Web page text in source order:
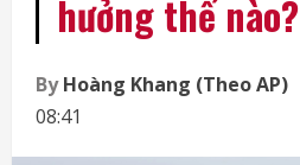
hưởng thế nào?
ByHoàng Khang (Theo AP)
08:41